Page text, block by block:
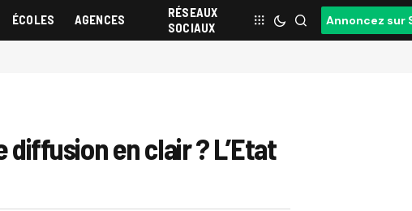
ÉCOLES AGENCES
RÉSEAUX
SOCIAUX
Annoncez sur
en clair ? L’Etat